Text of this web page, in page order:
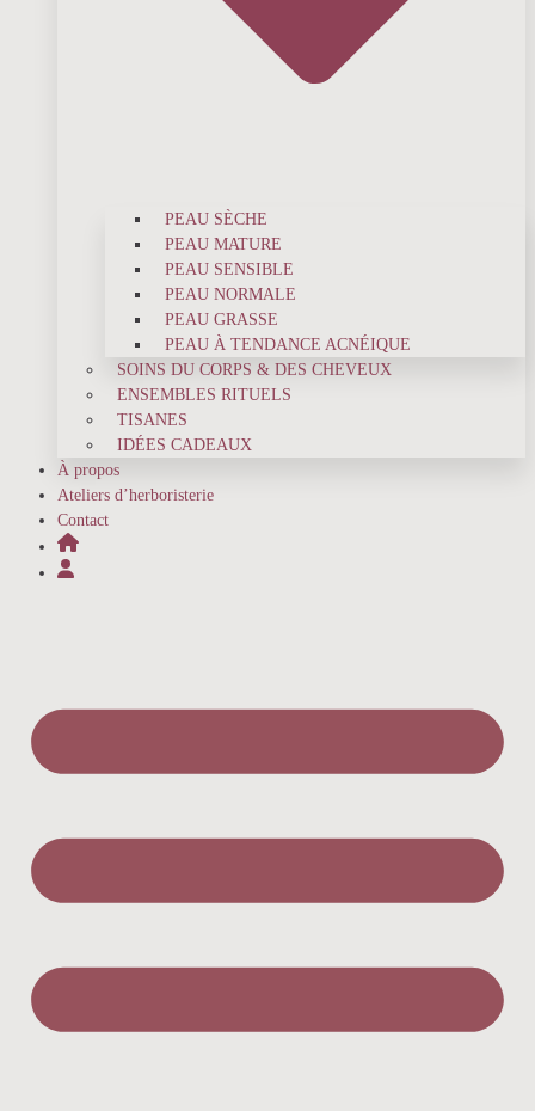
PEAU SÈCHE
PEAU MATURE
PEAU SENSIBLE
PEAU NORMALE
PEAU GRASSE
PEAU À TENDANCE ACNÉIQUE
SOINS DU CORPS & DES CHEVEUX
ENSEMBLES RITUELS
TISANES
IDÉES CADEAUX
À propos
Ateliers d’herboristerie
Contact